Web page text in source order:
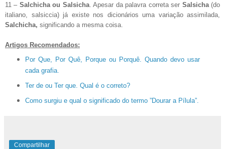
11 – Salchicha ou Salsicha. Apesar da palavra correta ser Salsicha(do
italiano, salsiccia) já existe nos dicionários uma variação assimilada,
Salchicha, significando a mesma coisa.
Artigos Recomendados:
Por Que, Por Quê, Porque ou Porquê. Quando devo usar
cada grafia.
Ter de ou Ter que. Qual é o correto?
Como surgiu e qual o significado do termo ”Dourar a Pílula”.
Compartilhar